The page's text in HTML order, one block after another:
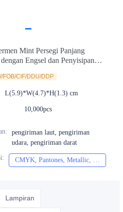
Mint Persegi Panjang
Engsel dan Penyisipan
Pabrik
FOB/CIF/DDU/DDP
L(5.9)*W(4.7)*H(1.3) cm
10,000pcs
:
pengiriman laut, pengiriman
udara, pengiriman darat
: CMYK, Pantones, Metallic, Warna spot dll
Lampiran